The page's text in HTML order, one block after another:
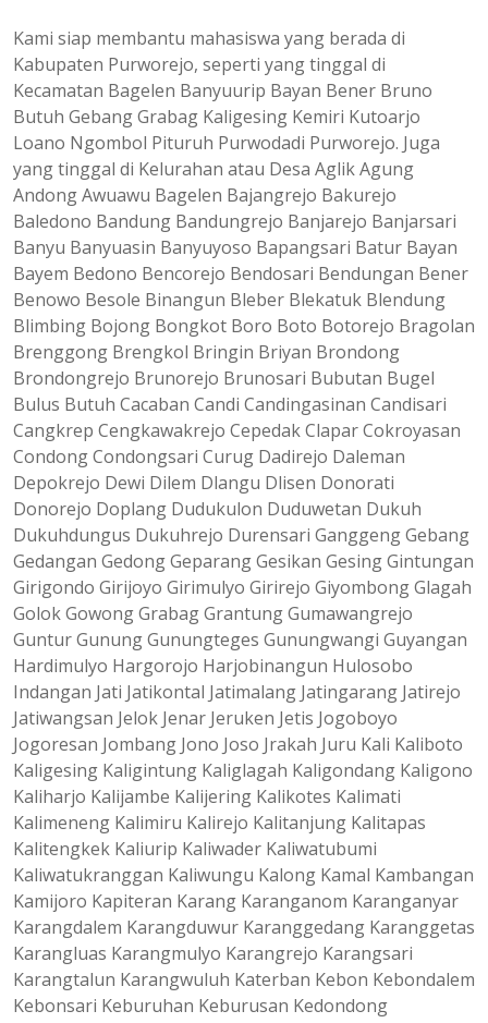
Kami siap membantu mahasiswa yang berada di
Kabupaten Purworejo, seperti yang tinggal di
Kecamatan Bagelen Banyuurip Bayan Bener Bruno
Butuh Gebang Grabag Kaligesing Kemiri Kutoarjo
Loano Ngombol Pituruh Purwodadi Purworejo. Juga
yang tinggal di Kelurahan atau Desa Aglik Agung
Andong Awuawu Bagelen Bajangrejo Bakurejo
Baledono Bandung Bandungrejo Banjarejo Banjarsari
Banyu Banyuasin Banyuyoso Bapangsari Batur Bayan
Bayem Bedono Bencorejo Bendosari Bendungan Bener
Benowo Besole Binangun Bleber Blekatuk Blendung
Blimbing Bojong Bongkot Boro Boto Botorejo Bragolan
Brenggong Brengkol Bringin Briyan Brondong
Brondongrejo Brunorejo Brunosari Bubutan Bugel
Bulus Butuh Cacaban Candi Candingasinan Candisari
Cangkrep Cengkawakrejo Cepedak Clapar Cokroyasan
Condong Condongsari Curug Dadirejo Daleman
Depokrejo Dewi Dilem Dlangu Dlisen Donorati
Donorejo Doplang Dudukulon Duduwetan Dukuh
Dukuhdungus Dukuhrejo Durensari Ganggeng Gebang
Gedangan Gedong Geparang Gesikan Gesing Gintungan
Girigondo Girijoyo Girimulyo Girirejo Giyombong Glagah
Golok Gowong Grabag Grantung Gumawangrejo
Guntur Gunung Gunungteges Gunungwangi Guyangan
Hardimulyo Hargorojo Harjobinangun Hulosobo
Indangan Jati Jatikontal Jatimalang Jatingarang Jatirejo
Jatiwangsan Jelok Jenar Jeruken Jetis Jogoboyo
Jogoresan Jombang Jono Joso Jrakah Juru Kali Kaliboto
Kaligesing Kaligintung Kaliglagah Kaligondang Kaligono
Kaliharjo Kalijambe Kalijering Kalikotes Kalimati
Kalimeneng Kalimiru Kalirejo Kalitanjung Kalitapas
Kalitengkek Kaliurip Kaliwader Kaliwatubumi
Kaliwatukranggan Kaliwungu Kalong Kamal Kambangan
Kamijoro Kapiteran Karang Karanganom Karanganyar
Karangdalem Karangduwur Karanggedang Karanggetas
Karangluas Karangmulyo Karangrejo Karangsari
Karangtalun Karangwuluh Katerban Kebon Kebondalem
Kebonsari Keburuhan Keburusan Kedondong